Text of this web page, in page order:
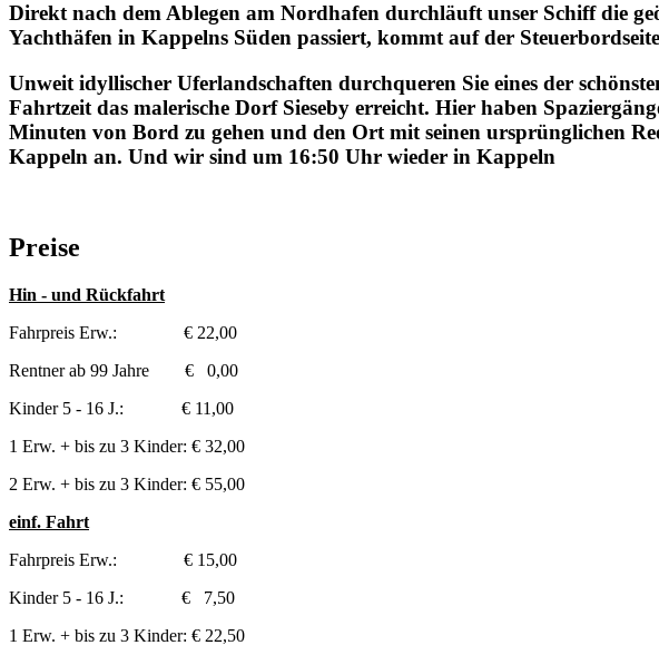
Direkt nach dem Ablegen am Nordhafen durchläuft unser Schiff die
Yachthäfen in Kappelns Süden passiert, kommt auf der
Unweit idyllischer Uferlandschaften durchqueren Sie eines der
Fahrtzeit das malerische Dorf Sieseby erreicht. Hier haben
Minuten von Bord zu gehen und den Ort mit seinen ursprünglichen
Kappeln an. Und wir sind um 16:50 Uhr wieder in Kappeln
Preise
Hin - und Rückfahrt
Fahrpreis Erw.: € 22,00
Rentner ab 99 Jahre € 0,00
Kinder 5 - 16 J.: € 11,00
1 Erw. + bis zu 3 Kinder: € 32,00
2 Erw. + bis zu 3 Kinder: € 55,00
einf. Fahrt
Fahrpreis Erw.: € 15,00
Kinder 5 - 16 J.: € 7,50
1 Erw. + bis zu 3 Kinder: € 22,50